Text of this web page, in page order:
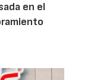
en el